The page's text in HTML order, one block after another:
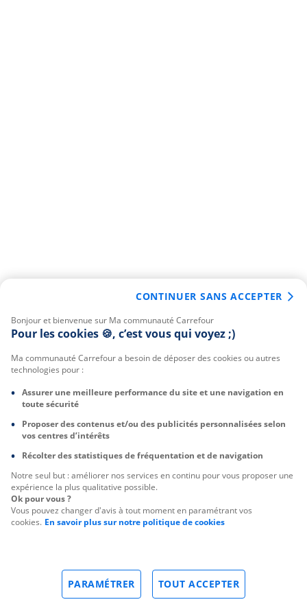
Bonjour et bienvenue sur Ma communauté Carrefour
Pour les cookies 🍪, c’est vous qui voyez ;)
Ma communauté Carrefour a besoin de déposer des cookies ou autres
technologies pour :
Assurer une meilleure performance du site et une navigation en
toute sécurité
Proposer des contenus et/ou des publicités personnalisées selon
vos centres d’intérêts
Récolter des statistiques de fréquentation et de navigation
Notre seul but : améliorer nos services en continu pour vous proposer une
expérience la plus qualitative possible.
Ok pour vous ?
Vous pouvez changer d'avis à tout moment en paramétrant vos
cookies. En savoir plus sur notre politique de cookies
TOUT ACCEPTER
PARAMÉTRER
CONTINUER SANS ACCEPTER